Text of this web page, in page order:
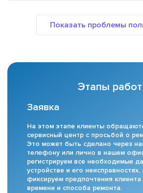
Этапы работ
Заявка
На этом этапе клиенты
сервисный центр с просьбой о
Это может быть сделано через
телефону или лично в нашем
регистрируем все необходимые
устройстве и его неисправностях,
фиксируем предпочтения
времени и способа ремонта.